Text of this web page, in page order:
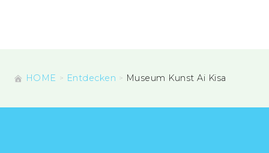
HOME Entdecken Museum Kunst Ai Kisa